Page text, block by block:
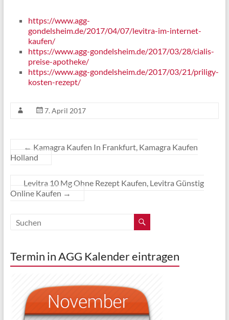
https://www.agg-
gondelsheim.de/2017/04/07/levitra-im-internet-
kaufen/
https://www.agg-gondelsheim.de/2017/03/28/cialis-
preise-apotheke/
https://www.agg-gondelsheim.de/2017/03/21/priligy-
kosten-rezept/
7. April 2017
← Kamagra Kaufen In Frankfurt, Kamagra Kaufen
Holland
Levitra 10 Mg Ohne Rezept Kaufen, Levitra Günstig
Online Kaufen →
Termin in AGG Kalender eintragen